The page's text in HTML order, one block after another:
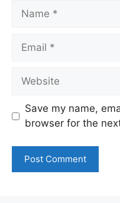
Name
Email
Website
Save my name,
browser for the